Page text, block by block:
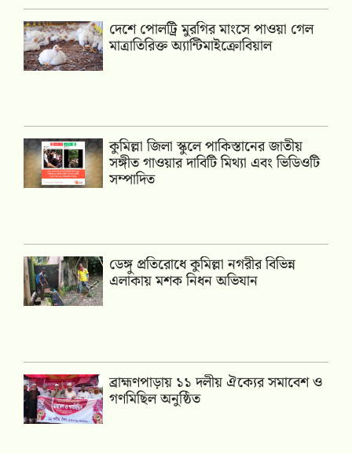
দেশে পোলট্রি মুরগির মাংসে পাওয়া গেল
মাত্রাতিরিক্ত অ্যান্টিমাইক্রোবিয়াল
কুমিল্লা জিলা স্কুলে পাকিস্তানের জাতীয়
সঙ্গীত গাওয়ার দাবিটি মিথ্যা এবং ভিডিওটি
সম্পাদিত
ডেঙ্গু প্রতিরোধে কুমিল্লা নগরীর বিভিন্ন
এলাকায় মশক নিধন অভিযান
‎ব্রাহ্মণপাড়ায় ১১ দলীয় ঐক্যের সমাবেশ ও
গণমিছিল অনুষ্ঠিত